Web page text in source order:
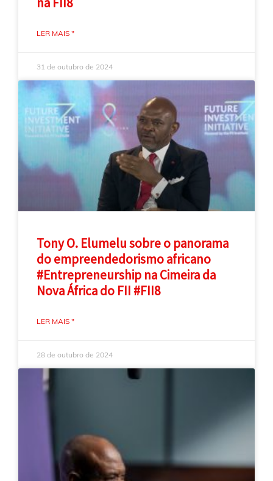
LER MAIS "
31 de outubro de 2024
Tony O. Elumelu sobre o panorama
do empreendedorismo africano
#Entrepreneurship na Cimeira da
Nova África do FII #FII8
LER MAIS "
28 de outubro de 2024